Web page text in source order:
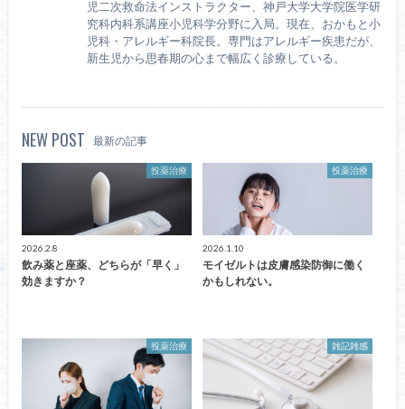
児二次救命法インストラクター、神戸大学大学院医学研
究科内科系講座小児科学分野に入局。現在、おかもと小
児科・アレルギー科院長。専門はアレルギー疾患だが、
新生児から思春期の心まで幅広く診療している。
NEW POST 最新の記事
投薬治療
2026.2.8
飲み薬と座薬、どちらが「早く」
効きますか？
投薬治療
2026.1.10
モイゼルトは皮膚感染防御に働く
かもしれない。
投薬治療 雑記雑感